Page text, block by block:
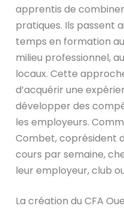
apprentis de
pratiques. Ils passent
temps en formation
milieu professionnel,
locaux. Cette
d’acquérir une
développer des
les employeurs.
Combet, coprésident
cours par semaine,
leur employeur, club
La création du CFA